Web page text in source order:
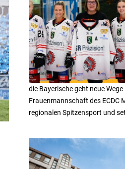
die Bayerische geht neue
Frauenmannschaft des ECDC
regionalen Spitzensport und